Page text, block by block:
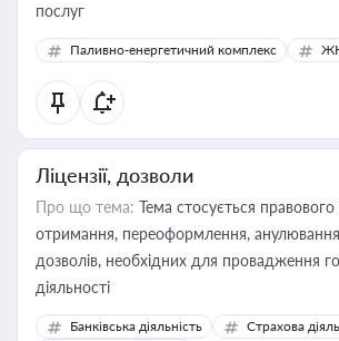
послуг
Паливно-енергетичний комплекс
Ліцензії, дозволи
Про що тема: Тема стосується
отримання, переоформлення, анулювання
дозволів, необхідних для провадження
діяльності
Банківська діяльність
Страхова